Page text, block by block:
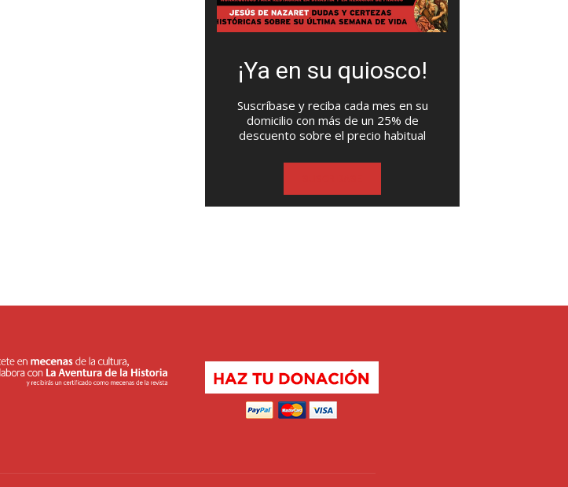
¡Ya en su quiosco!
Suscríbase y reciba cada mes en su
domicilio con más de un 25% de
descuento sobre el precio habitual